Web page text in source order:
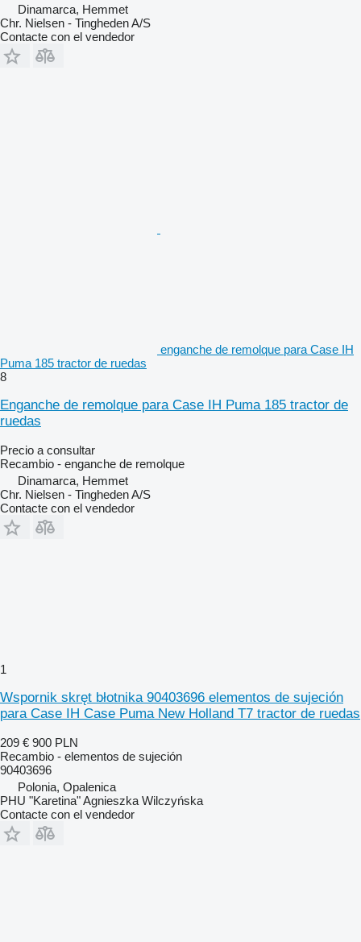
Dinamarca, Hemmet
Chr. Nielsen - Tingheden A/S
Contacte con el vendedor
enganche de remolque para Case IH
Puma 185 tractor de ruedas
8
Enganche de remolque para Case IH Puma 185 tractor de
ruedas
Precio a consultar
Recambio - enganche de remolque
Dinamarca, Hemmet
Chr. Nielsen - Tingheden A/S
Contacte con el vendedor
1
Wspornik skręt błotnika 90403696 elementos de sujeción
para Case IH Case Puma New Holland T7 tractor de ruedas
209 € 900 PLN
Recambio - elementos de sujeción
90403696
Polonia, Opalenica
PHU "Karetina" Agnieszka Wilczyńska
Contacte con el vendedor